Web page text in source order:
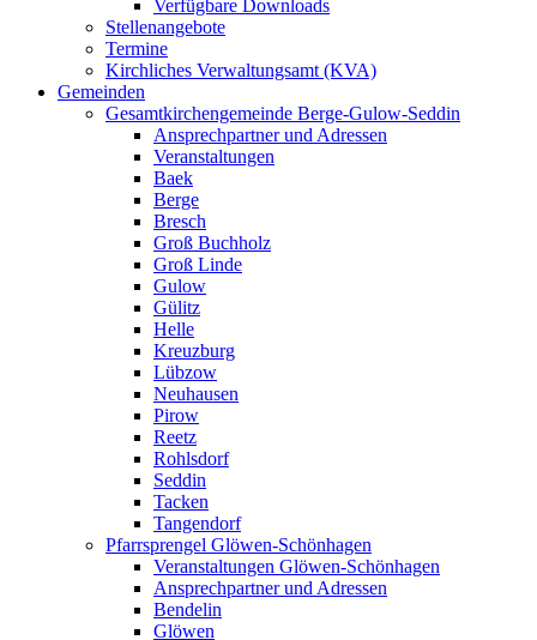
Verfügbare Downloads
Stellenangebote
Termine
Kirchliches Verwaltungsamt (KVA)
Gemeinden
Gesamtkirchengemeinde Berge-Gulow-Seddin
Ansprechpartner und Adressen
Veranstaltungen
Baek
Berge
Bresch
Groß Buchholz
Groß Linde
Gulow
Gülitz
Helle
Kreuzburg
Lübzow
Neuhausen
Pirow
Reetz
Rohlsdorf
Seddin
Tacken
Tangendorf
Pfarrsprengel Glöwen-Schönhagen
Veranstaltungen Glöwen-Schönhagen
Ansprechpartner und Adressen
Bendelin
Glöwen